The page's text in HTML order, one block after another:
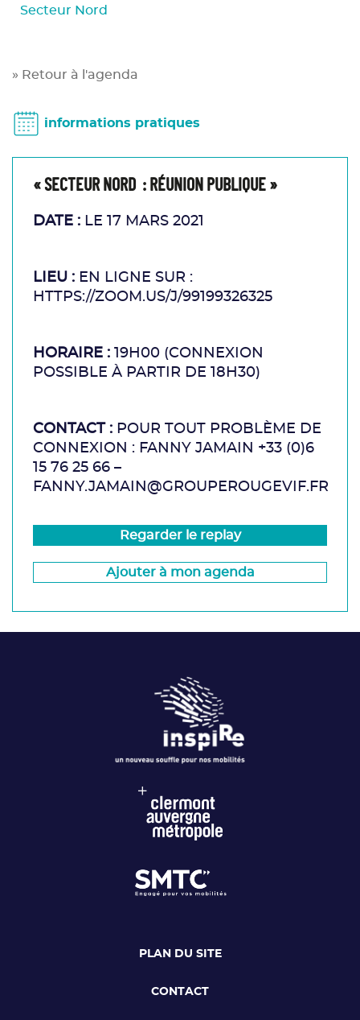
Secteur Nord
» Retour à l'agenda
informations pratiques
« SECTEUR NORD : RÉUNION PUBLIQUE »
DATE : LE 17 MARS 2021
LIEU : EN LIGNE SUR :
HTTPS://ZOOM.US/J/99199326325
HORAIRE : 19H00 (CONNEXION
POSSIBLE À PARTIR DE 18H30)
CONTACT : POUR TOUT PROBLÈME DE
CONNEXION : FANNY JAMAIN +33 (0)6
15 76 25 66 –
FANNY.JAMAIN@GROUPEROUGEVIF.FR
Regarder le replay
Ajouter à mon agenda
PLAN DU SITE
CONTACT